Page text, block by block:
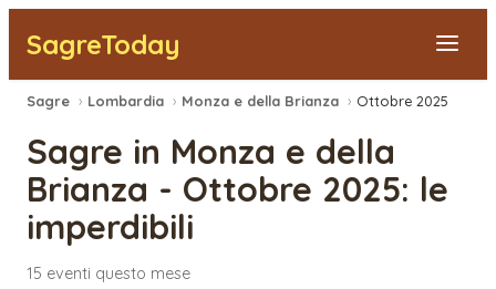
SagreToday
Segnala una sagra
Tutte le Sagre
Vicino a Me
Sagre › Lombardia › Monza e della Brianza › Ottobre 2025
Sagre in Monza e della
Brianza - Ottobre 2025: le
imperdibili
15 eventi questo mese